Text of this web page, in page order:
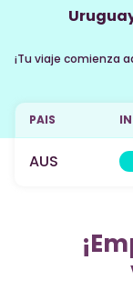
¡Tu viaje comienza
PAIS
AUS